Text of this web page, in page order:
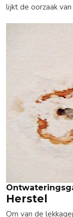
lijkt de oorzaak
Herstel
Om van de